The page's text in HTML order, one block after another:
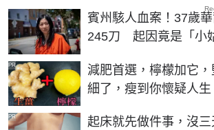
賓州駭人血案！37歲
245刀 起因竟是「小
減肥首選，檸檬加它
細了，瘦到你懷疑人生
PR
起床就先做件事，沒
PR